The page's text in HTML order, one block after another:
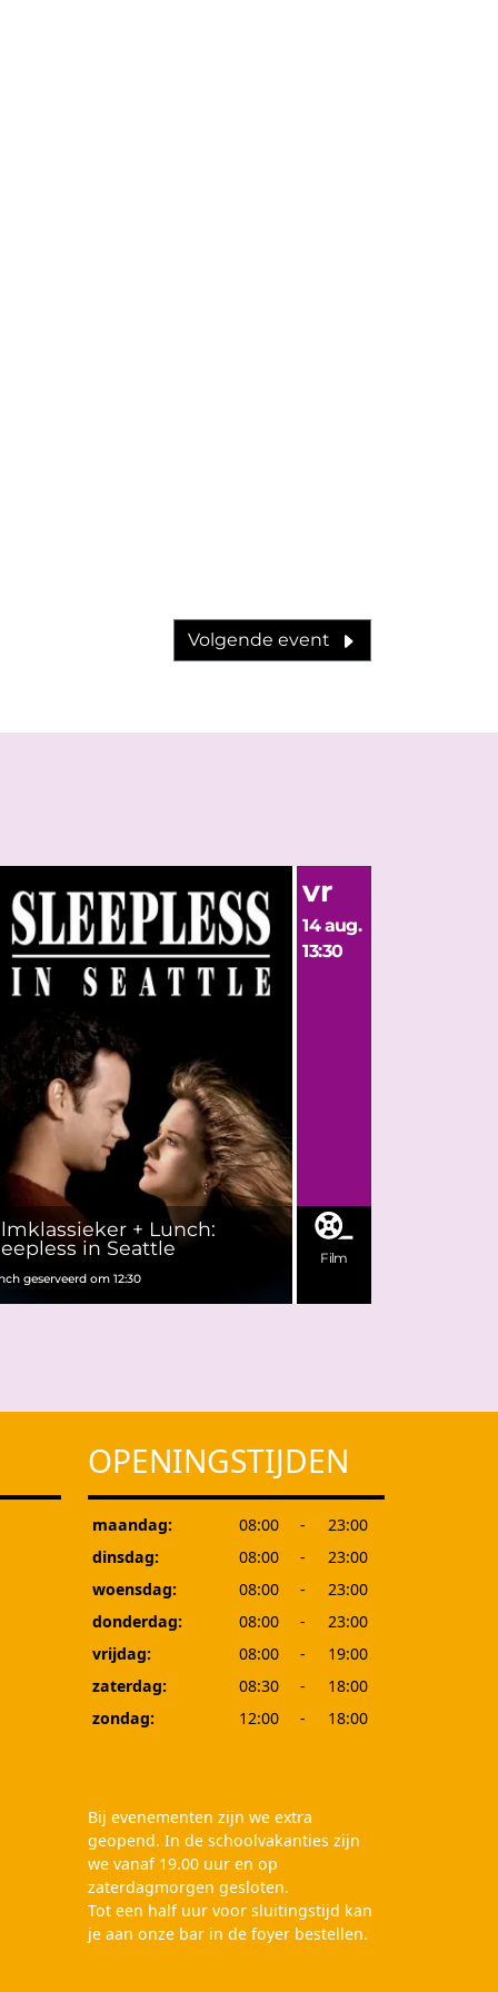
Volgende event
+ Lunch:
in Seattle
geserveerd om 12:30
vr
14 aug.
13:30
Film
OPENINGSTIJDEN
maandag: 08:00 -
23:00
dinsdag:
08:00 -
23:00
woensdag:
08:00 -
23:00
donderdag:
08:00 -
23:00
vrijdag:
08:00 -
19:00
zaterdag:
08:30 -
18:00
zondag:
12:00 - 18:00
Bij evenementen zijn we extra
geopend. In de schoolvakanties zijn
we vanaf 19.00 uur en op
zaterdagmorgen gesloten.
Tot een half uur voor sluitingstijd kan
je aan onze bar in de foyer bestellen.